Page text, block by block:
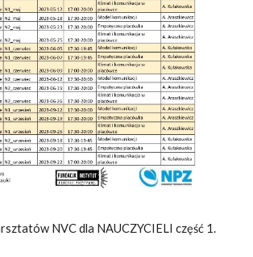
NVC dla NAUCZYCIELI część 1.